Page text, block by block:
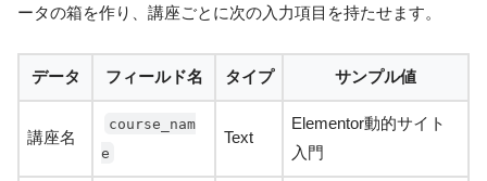
ータの箱を作り、講座ごとに次の入力項目を持たせます。
データ フィールド名 タイプ サンプル値
講座名
course_nam
e
Text
Elementor動的サイト
入門